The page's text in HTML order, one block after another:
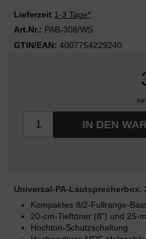
Lieferzeit 1-3 Tage*
Art.Nr.: PAB-308/WS
GTIN/EAN: 4007754229240
IN DEN
Universal-PA-Lautsprecherbox.
Kompaktes 8/2-Fullrange-
20-cm-Tieftöner (8") und 25-
Hochton-Schutzschaltung